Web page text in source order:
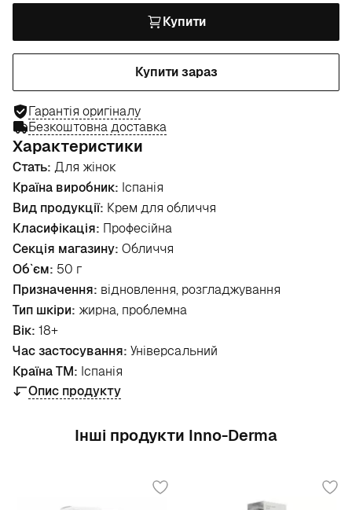
Купити
Купити зараз
Гарантія оригіналу
Безкоштовна доставка
Характеристики
Стать: Для жінок
Країна виробник: Іспанія
Вид продукції: Крем для обличчя
Класифікація: Професійна
Секція магазину: Обличчя
Об`єм: 50 г
Призначення: відновлення, розгладжування
Тип шкіри: жирна, проблемна
Вік: 18+
Час застосування: Універсальний
Країна ТМ: Іспанія
Опис продукту
Інші продукти Inno-Derma